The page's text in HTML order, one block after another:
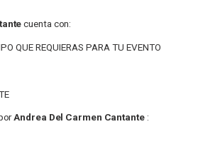
cuenta con:
QUE REQUIERAS PARA TU EVENTO
Andrea Del Carmen Cantante :